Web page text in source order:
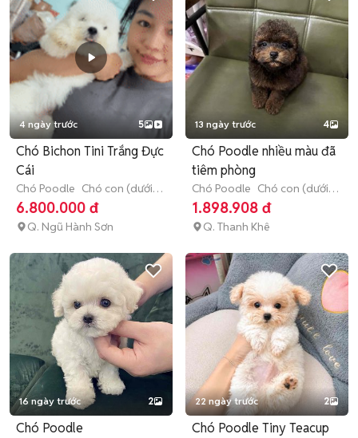
4 ngày trước 5
Chó Bichon Tini Trắng Đực
Cái
Chó Poodle Chó con (dưới 3
tháng tuổi)
6.800.000 đ
Q. Ngũ Hành Sơn
13 ngày trước 4
Chó Poodle nhiều màu đã
tiêm phòng
Chó Poodle Chó con (dưới 3
tháng tuổi)
1.898.908 đ
Q. Thanh Khê
16 ngày trước 2
Chó Poodle
22 ngày trước 2
Chó Poodle Tiny Teacup